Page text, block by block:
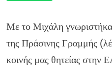
Με το Μιχάλη
της Πράσινης Γραμμής
κοινής μας θητείας